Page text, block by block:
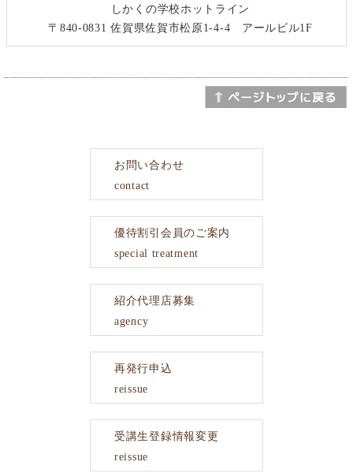
しかくの学校ホットライン
〒840-0831 佐賀県佐賀市松原1-4-4 アールビル1F
お問い合わせ
contact
優待割引会員のご案内
special treatment
紹介代理店募集
agency
再発行申込
reissue
受講生登録情報変更
reissue